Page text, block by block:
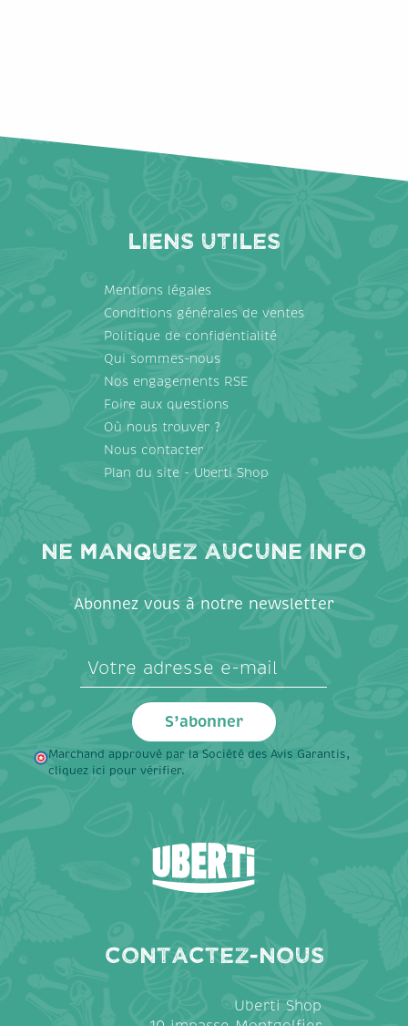
Liens utiles
Mentions légales
Conditions générales de ventes
Politique de confidentialité
Qui sommes-nous
Nos engagements RSE
Foire aux questions
Où nous trouver ?
Nous contacter
Plan du site - Uberti Shop
Ne manquez aucune info
Abonnez vous à notre newsletter
Marchand approuvé par la Société des Avis Garantis,
cliquez ici pour vérifier.
Contactez-nous
Uberti Shop